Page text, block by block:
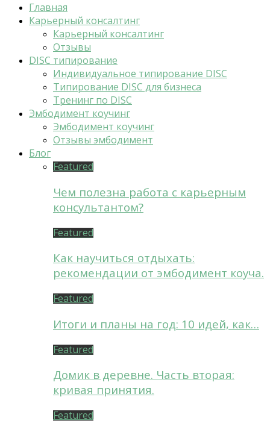
Главная
Карьерный консалтинг
Карьерный консалтинг
Отзывы
DISC типирование
Индивидуальное типирование DISC
Типирование DISC для бизнеса
Тренинг по DISC
Эмбодимент коучинг
Эмбодимент коучинг
Отзывы эмбодимент
Блог
Featured
Чем полезна работа с карьерным
консультантом?
Featured
Как научиться отдыхать:
рекомендации от эмбодимент коуча.
Featured
Итоги и планы на год: 10 идей, как…
Featured
Домик в деревне. Часть вторая:
кривая принятия.
Featured